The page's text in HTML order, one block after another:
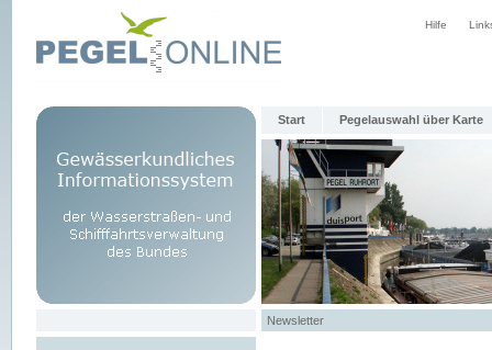
Hilfe
Start Pegelauswahl über Karte
Newsletter